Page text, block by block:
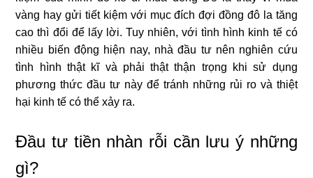
vàng hay gửi tiết kiệm với mục đích đợi đồng đô la tăng
cao thì đổi để lấy lời. Tuy nhiên, với tình hình kinh tế có
nhiều biến động hiện nay, nhà đầu tư nên nghiên cứu
tình hình thật kĩ và phải thật thận trọng khi sử dụng
phương thức đầu tư này để tránh những rủi ro và thiệt
hại kinh tế có thể xảy ra.
Đầu tư tiền nhàn rỗi cần lưu ý những
gì?